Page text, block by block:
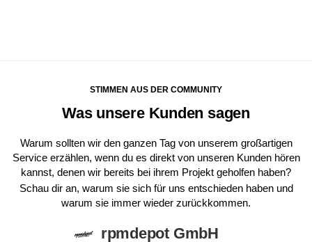
STIMMEN AUS DER COMMUNITY
Was unsere Kunden sagen
Warum sollten wir den ganzen Tag von unserem großartigen
Service erzählen, wenn du es direkt von unseren Kunden hören
kannst, denen wir bereits bei ihrem Projekt geholfen haben?
Schau dir an, warum sie sich für uns entschieden haben und
warum sie immer wieder zurückkommen.
rpmdepot GmbH